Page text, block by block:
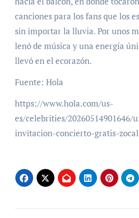
canciones para los fans que los
sin importar la lluvia. Por unos
lenó de música y una energía
llevó en el ecorazón.
Fuente: Hola
https://www.hola.com/us-
es/celebrities/20260514901646/
invitacion-concierto-gratis-